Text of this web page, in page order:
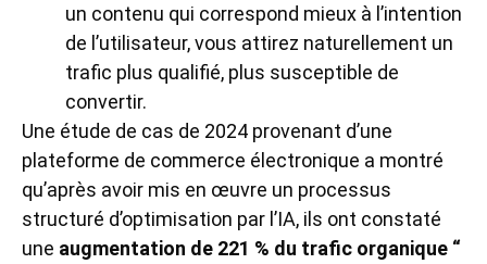
un contenu qui correspond mieux à l’intention
de l’utilisateur, vous attirez naturellement un
trafic plus qualifié, plus susceptible de
convertir.
Une étude de cas de 2024 provenant d’une
plateforme de commerce électronique a montré
qu’après avoir mis en œuvre un processus
structuré d’optimisation par l’IA, ils ont constaté
une augmentation de 221 % du trafic organique “